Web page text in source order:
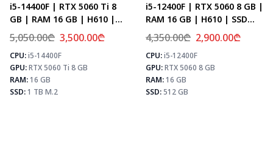
MAX FPS
CS2
226
PUBG
133
Fortnite
157
i5-14400F | RTX 5060 Ti 8
GB | RAM 16 GB | H610 |
SSD 1 TB M.2
5,050.00₾ 3,500.00₾
CPU:i5-14400F
GPU:RTX 5060 Ti 8 GB
RAM:16 GB
SSD:1 TB M.2
⚡ MAX FPS
CS2
278
PUBG
171
Fortnite
202
i5-12400F | RTX 5060 8 GB |
RAM 16 GB | H610 | SSD
512 GB
4,350.00₾ 2,900.00₾
CPU:i5-12400F
GPU:RTX 5060 8 GB
RAM:16 GB
SSD:512 GB